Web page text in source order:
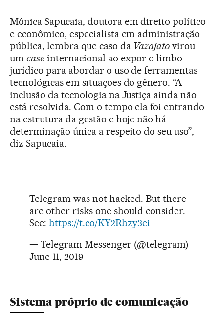
Mônica Sapucaia, doutora em direito político
e econômico, especialista em administração
pública, lembra que caso da Vazajato virou
um caseinternacional ao expor o limbo
jurídico para abordar o uso de ferramentas
tecnológicas em situações do gênero. “A
inclusão da tecnologia na Justiça ainda não
está resolvida. Com o tempo ela foi entrando
na estrutura da gestão e hoje não há
determinação única a respeito do seu uso”,
diz Sapucaia.
Telegram was not hacked. But there
are other risks one should consider.
See: https://t.co/KY2Rhzy3ei
— Telegram Messenger (@telegram)
June 11, 2019
Sistema próprio de comunicação